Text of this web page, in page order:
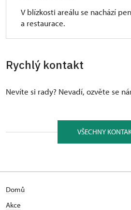
V blízkosti areálu se nachází
a restaurace.
Rychlý kontakt
Nevíte si rady? Nevadí, ozvěte se
VŠECHNY
Domů
Akce